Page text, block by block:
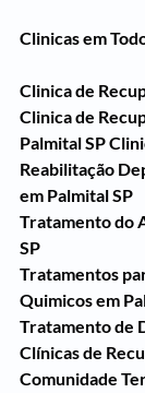
Clinicas em
Clinica de
Clinica de
Palmital SP
Reabilitação
em Palmital SP
Tratamento do
SP
Tratamentos
Quimicos em
Tratamento de
Clínicas de
Comunidade